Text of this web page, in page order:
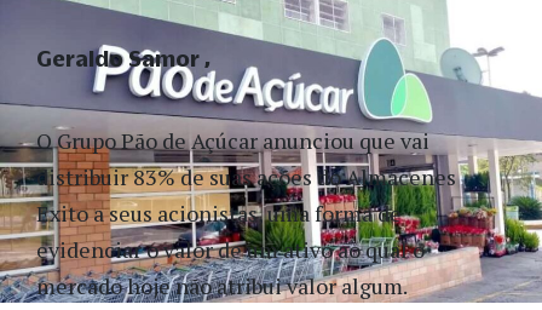
O Grupo Pão de Açúcar anunciou que vai
distribuir 83% de suas ações do Almacenes
Exito a seus acionistas, uma forma de
evidenciar o valor de um ativo ao qual o
mercado hoje não atribui valor algum.
Geraldo Samor